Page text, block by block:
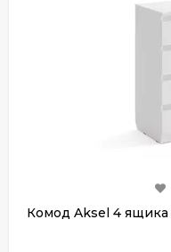
Комод Aksel 4 ящика